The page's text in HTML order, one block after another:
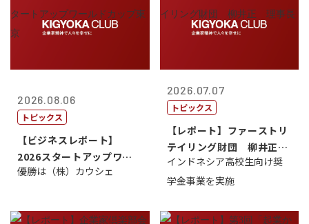
2026.08.06
トピックス
【ビジネスレポート】
2026スタートアップワー
ルドカップ東京
優勝は（株）カウシェ
2026.07.07
トピックス
【レポート】ファーストリ
テイリング財団 柳井正
理事長
インドネシア高校生向け奨
学金事業を実施